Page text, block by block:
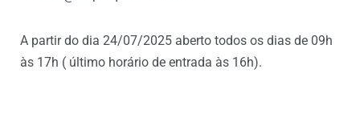
A partir do dia 24/07/2025 aberto todos os dias de 09h
às 17h ( último horário de entrada às 16h).